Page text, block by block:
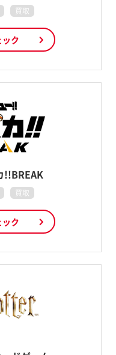
買取
ク
!!BREAK
買取
ク